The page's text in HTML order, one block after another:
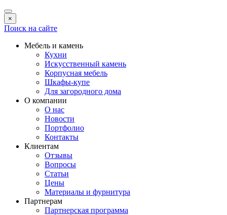
×
Поиск на сайте
Мебель и камень
Кухни
Искусственный камень
Корпусная мебель
Шкафы-купе
Для загородного дома
О компании
О нас
Новости
Портфолио
Контакты
Клиентам
Отзывы
Вопросы
Статьи
Цены
Материалы и фурнитура
Партнерам
Партнерская программа